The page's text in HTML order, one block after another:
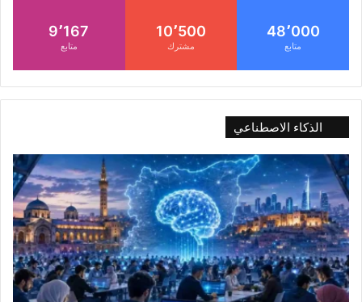
48٬000
متابع
10٬500
مشترك
9٬167
متابع
الذكاء الاصطناعي